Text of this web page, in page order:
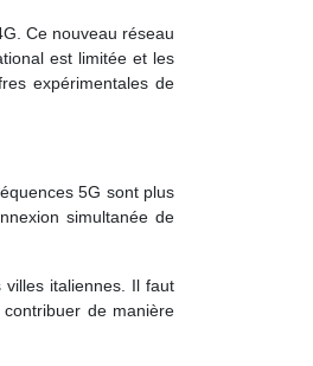
Ce nouveau réseau
est limitée et les
expérimentales de
5G sont plus
simultanée de
italiennes. Il faut
de manière